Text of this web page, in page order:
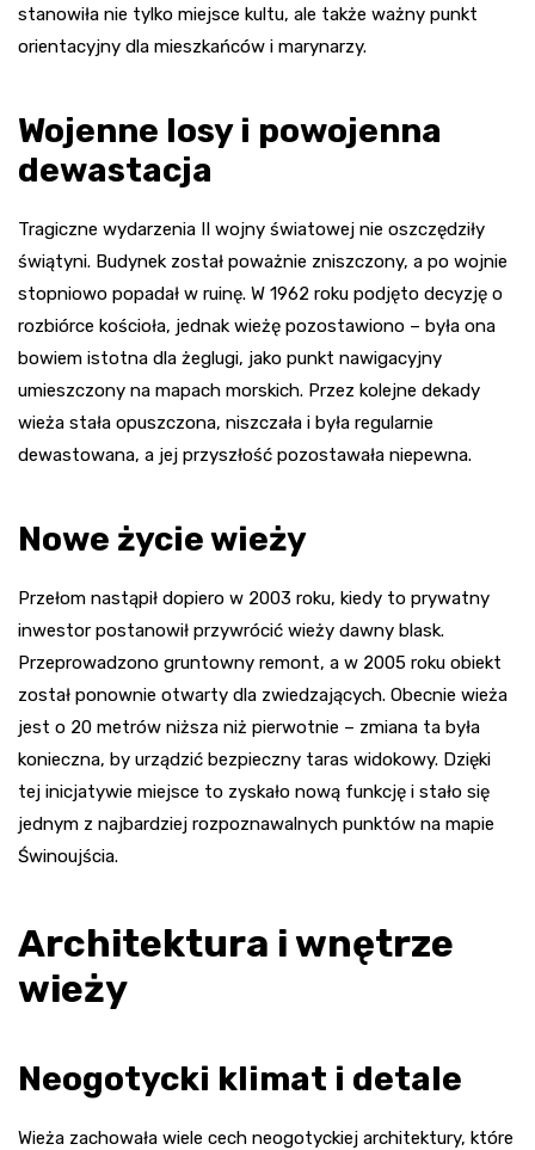
stanowiła nie tylko miejsce kultu, ale także ważny punkt
orientacyjny dla mieszkańców i marynarzy.
Wojenne losy i powojenna
dewastacja
Tragiczne wydarzenia II wojny światowej nie oszczędziły
świątyni. Budynek został poważnie zniszczony, a po wojnie
stopniowo popadał w ruinę. W 1962 roku podjęto decyzję o
rozbiórce kościoła, jednak wieżę pozostawiono – była ona
bowiem istotna dla żeglugi, jako punkt nawigacyjny
umieszczony na mapach morskich. Przez kolejne dekady
wieża stała opuszczona, niszczała i była regularnie
dewastowana, a jej przyszłość pozostawała niepewna.
Nowe życie wieży
Przełom nastąpił dopiero w 2003 roku, kiedy to prywatny
inwestor postanowił przywrócić wieży dawny blask.
Przeprowadzono gruntowny remont, a w 2005 roku obiekt
został ponownie otwarty dla zwiedzających. Obecnie wieża
jest o 20 metrów niższa niż pierwotnie – zmiana ta była
konieczna, by urządzić bezpieczny taras widokowy. Dzięki
tej inicjatywie miejsce to zyskało nową funkcję i stało się
jednym z najbardziej rozpoznawalnych punktów na mapie
Świnoujścia.
Architektura i wnętrze
wieży
Neogotycki klimat i detale
Wieża zachowała wiele cech neogotyckiej architektury, które